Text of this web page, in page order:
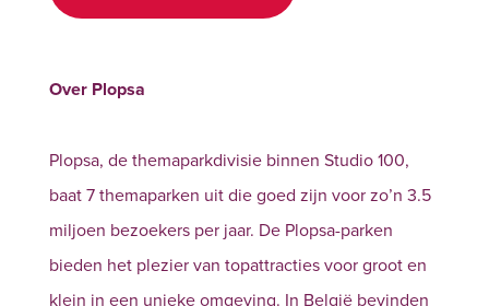
Over Plopsa
Plopsa, de themaparkdivisie binnen Studio 100,
baat 7 themaparken uit die goed zijn voor zo’n 3.5
miljoen bezoekers per jaar. De Plopsa-parken
bieden het plezier van topattracties voor groot en
klein in een unieke omgeving. In België bevinden